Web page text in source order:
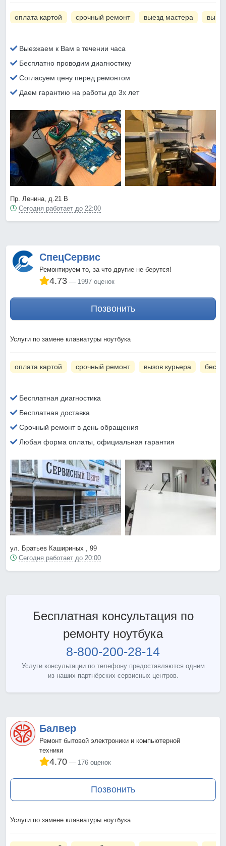
оплата картой срочный ремонт выезд мастера
Выезжаем к Вам в течении часа
Бесплатно проводим диагностику
Согласуем цену перед ремонтом
Даем гарантию на работы до 3х лет
Пр. Ленина, д.21 В
Сегодня работает до 22:00
СпецСервис
Ремонтируем то, за что другие не берутся!
4.73 1997 оценок
Позвонить
Услуги по замене клавиатуры ноутбука
оплата картой срочный ремонт вызов курьера
Бесплатная диагностика
Бесплатная доставка
Срочный ремонт в день обращения
Любая форма оплаты, официальная гарантия
ул. Братьев Кашириных , 99
Сегодня работает до 20:00
Бесплатная консультация по
ремонту ноутбука
8-800-200-28-14
Услуги консультации по телефону предоставляются одним
из наших партнёрских сервисных центров.
Балвер
Ремонт бытовой электроники и компьютерной
техники
4.70 176 оценок
Позвонить
Услуги по замене клавиатуры ноутбука